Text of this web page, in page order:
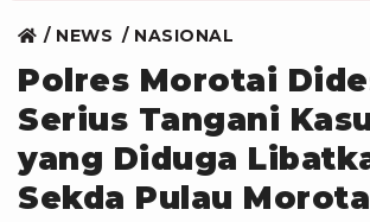
NEWS NASIONAL
Polres Morotai
Serius Tangani
yang Diduga
Sekda Pulau